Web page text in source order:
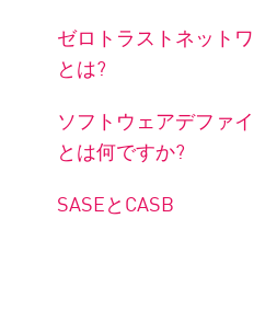
ゼロトラストネット
とは?
ソフトウェアデファ
とは何ですか?
SASEとCASB